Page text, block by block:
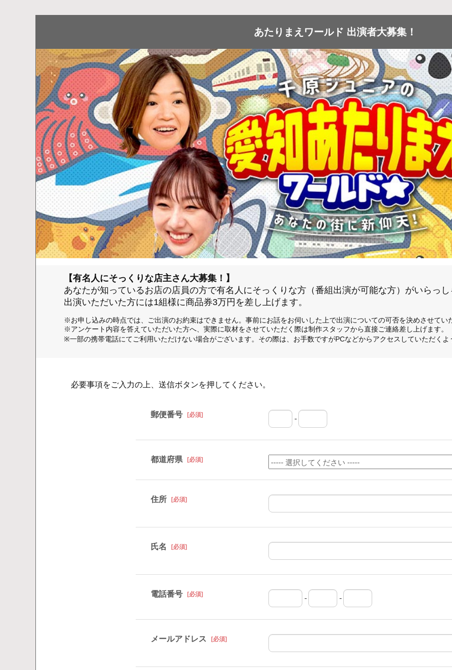
あたりまえワールド 出演者大募集！
【有名人にそっくりな店主さん大募集！】
あなたが知っているお店の店員の方で有名人にそっくりな方（番組出演が可能な方）がいらっし
出演いただいた方には1組様に商品券3万円を差し上げます。
※お申し込みの時点では、ご出演のお約束はできません。事前にお話をお伺いした上で出演についての可否を決めさせてい
※アンケート内容を答えていただいた方へ、実際に取材をさせていただく際は制作スタッフから直接ご連絡差し上げます。
※一部の携帯電話にてご利用いただけない場合がございます。その際は、お手数ですがPCなどからアクセスしていただくよ
必要事項をご入力の上、送信ボタンを押してください。
郵便番号 [必須] -
都道府県 [必須]
住所 [必須]
氏名 [必須]
電話番号 [必須] - -
メールアドレス [必須]